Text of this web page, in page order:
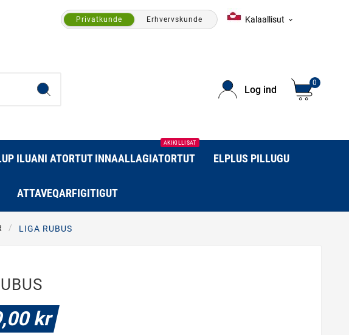
Privatkunde Erhvervskunde Kalaallisut 
Log ind
0
ILUANI ATORTUT INNAALLAGIATORTUT
AKIKILLISAT
ELPLUS PILLUGU
ATTAVEQARFIGITIGUT
LIGA RUBUS
kr